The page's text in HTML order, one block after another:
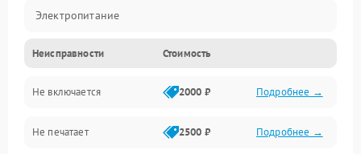
Электропитание
Работа системы
Механика
Оптика
Неисправности Стоимость
Не включается 2000 ₽ Подробнее →
Не печатает 2500 ₽ Подробнее →